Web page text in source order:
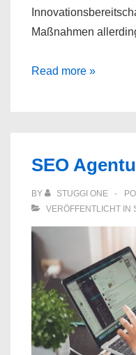
Maßnahmen
SEO
für
den
Unternehmenserfolg
Read more »
SEO
BY STUGGI ONE
VERÖFFENTLICHT IN